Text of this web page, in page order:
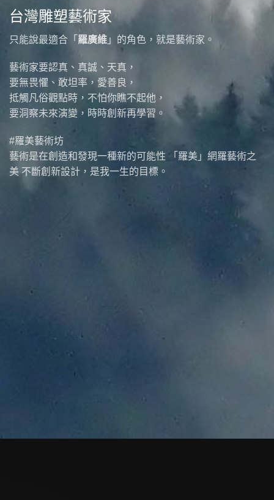
台灣雕塑藝術家
只能說最適合「 羅廣維 」的角色，就是藝術家。
藝術家要認真、真誠、天真，
要無畏懼、敢坦率，愛善良，
抵觸凡俗觀點時，不怕你瞧不起他，
要洞察未來演變，時時創新再學習。
#羅美藝術坊
藝術是在創造和發現一種新的可能性 「羅美」網羅藝術之
美 不斷創新設計，是我一生的目標。